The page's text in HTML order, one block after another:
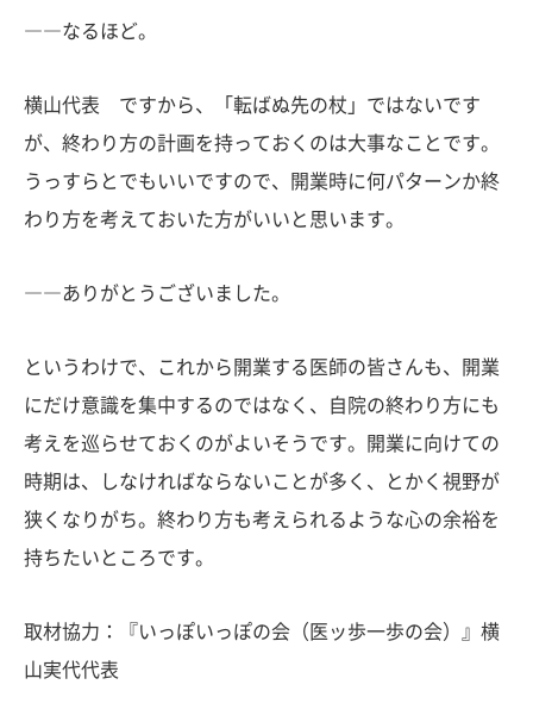
――なるほど。
横山代表 ですから、「転ばぬ先の杖」ではないです
が、終わり方の計画を持っておくのは大事なことです。
うっすらとでもいいですので、開業時に何パターンか終
わり方を考えておいた方がいいと思います。
――ありがとうございました。
というわけで、これから開業する医師の皆さんも、開業
にだけ意識を集中するのではなく、自院の終わり方にも
考えを巡らせておくのがよいそうです。開業に向けての
時期は、しなければならないことが多く、とかく視野が
狭くなりがち。終わり方も考えられるような心の余裕を
持ちたいところです。
取材協力：『いっぽいっぽの会（医ッ歩一歩の会）』横
山実代代表